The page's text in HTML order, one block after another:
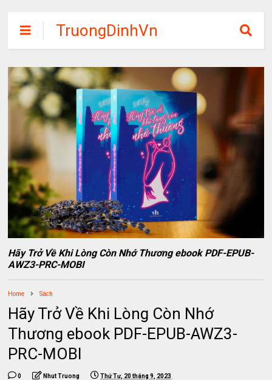
TruongDinhVn
Chia sẽ ebook,
các khóa học,
phần mềm học
tập miễn phí
Hãy Trở Về Khi Lòng Còn Nhớ Thương ebook PDF-EPUB-
AWZ3-PRC-MOBI
Home Sách
Hãy Trở Về Khi Lòng Còn Nhớ
Thương ebook PDF-EPUB-AWZ3-
PRC-MOBI
0 Nhut Truong Thứ Tư, 20 tháng 9, 2023